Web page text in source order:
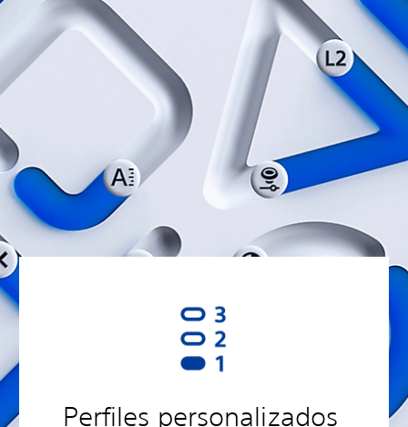
Perfiles personalizados